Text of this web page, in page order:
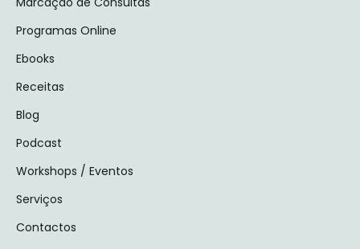
Programas Online
Ebooks
Receitas
Blog
Podcast
Workshops / Eventos
Serviços
Contactos